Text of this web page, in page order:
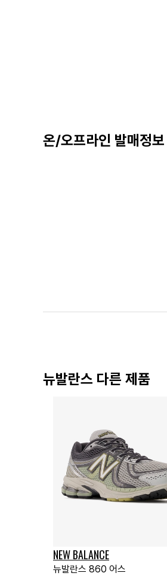
온/오프라인 발매정보
뉴발란스 다른 제품
NEW BALANCE
뉴발란스 860 어스